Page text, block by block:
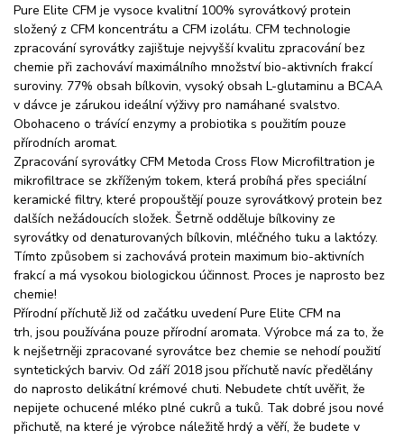
Pure Elite CFM je vysoce kvalitní 100% syrovátkový protein
složený z CFM koncentrátu a CFM izolátu. CFM technologie
zpracování syrovátky zajištuje nejvyšší kvalitu zpracování bez
chemie při zachováví maximálního množství bio-aktivních frakcí
suroviny. 77% obsah bílkovin, vysoký obsah L-glutaminu a BCAA
v dávce je zárukou ideální výživy pro namáhané svalstvo.
Obohaceno o trávící enzymy a probiotika s použitím pouze
přírodních aromat.
Zpracování syrovátky CFM Metoda Cross Flow Microfiltration je
mikrofiltrace se zkříženým tokem, která probíhá přes speciální
keramické filtry, které propouštějí pouze syrovátkový protein bez
dalších nežádoucích složek. Šetrně odděluje bílkoviny ze
syrovátky od denaturovaných bílkovin, mléčného tuku a laktózy.
Tímto způsobem si zachovává protein maximum bio-aktivních
frakcí a má vysokou biologickou účinnost. Proces je naprosto bez
chemie!
Přírodní příchutě Již od začátku uvedení Pure Elite CFM na
trh, jsou používána pouze přírodní aromata. Výrobce má za to, že
k nejšetrněji zpracované syrovátce bez chemie se nehodí použití
syntetických barviv. Od září 2018 jsou příchutě navíc předělány
do naprosto delikátní krémové chuti. Nebudete chtít uvěřit, že
nepijete ochucené mléko plné cukrů a tuků. Tak dobré jsou nové
přichutě, na které je výrobce náležitě hrdý a věří, že budete v